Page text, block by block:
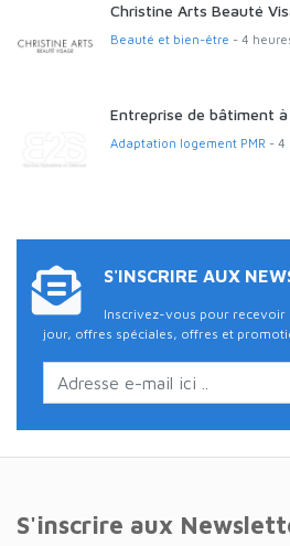
Christine Arts Beauté
Beauté et bien-être - 4
Entreprise de bâtiment à
Adaptation logement PMR - 4
S'INSCRIRE AUX
Inscrivez-vous pour recevoir
jour, offres spéciales, offres et
S'inscrire aux